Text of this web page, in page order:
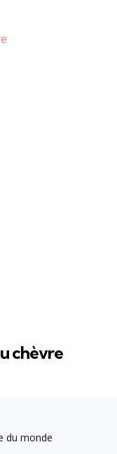
chèvre
du monde